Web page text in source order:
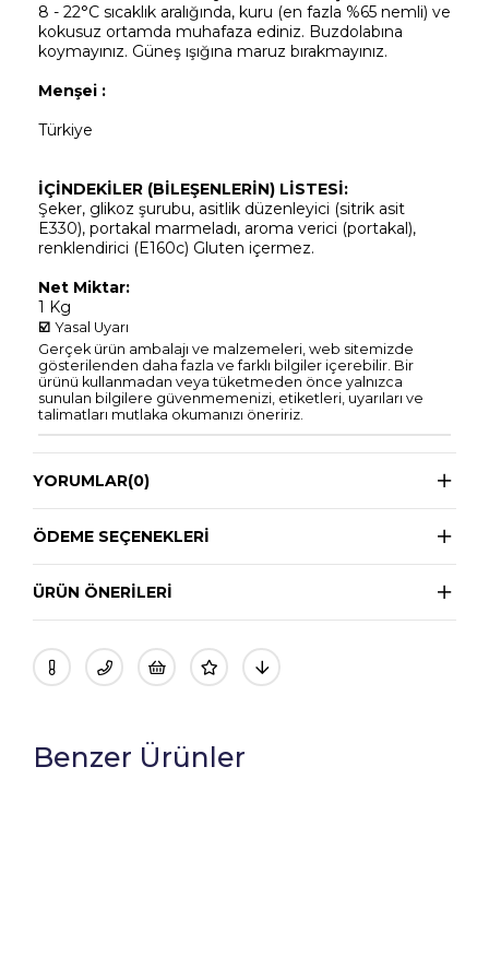
8 - 22°C sıcaklık aralığında, kuru (en fazla %65 nemli) ve
kokusuz ortamda muhafaza ediniz. Buzdolabına
koymayınız. Güneş ışığına maruz bırakmayınız.
Menşei :
Türkiye
İÇİNDEKİLER (BİLEŞENLERİN) LİSTESİ:
Şeker, glikoz şurubu, asitlik düzenleyici (sitrik asit
E330), portakal marmeladı, aroma verici (portakal),
renklendirici (E160c) Gluten içermez.
Net Miktar:
1 Kg
☑️ Yasal Uyarı
Gerçek ürün ambalajı ve malzemeleri, web sitemizde
gösterilenden daha fazla ve farklı bilgiler içerebilir. Bir
ürünü kullanmadan veya tüketmeden önce yalnızca
sunulan bilgilere güvenmemenizi, etiketleri, uyarıları ve
talimatları mutlaka okumanızı öneririz.
YORUMLAR(0)
ÖDEME SEÇENEKLERI
ÜRÜN ÖNERILERI
Benzer Ürünler